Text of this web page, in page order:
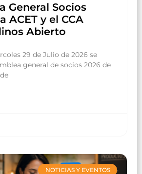
General Socios
ACET y el CCA
Abierto
29 de Julio de 2026 se
general de socios 2026 de
NOTICIAS Y EVENTOS